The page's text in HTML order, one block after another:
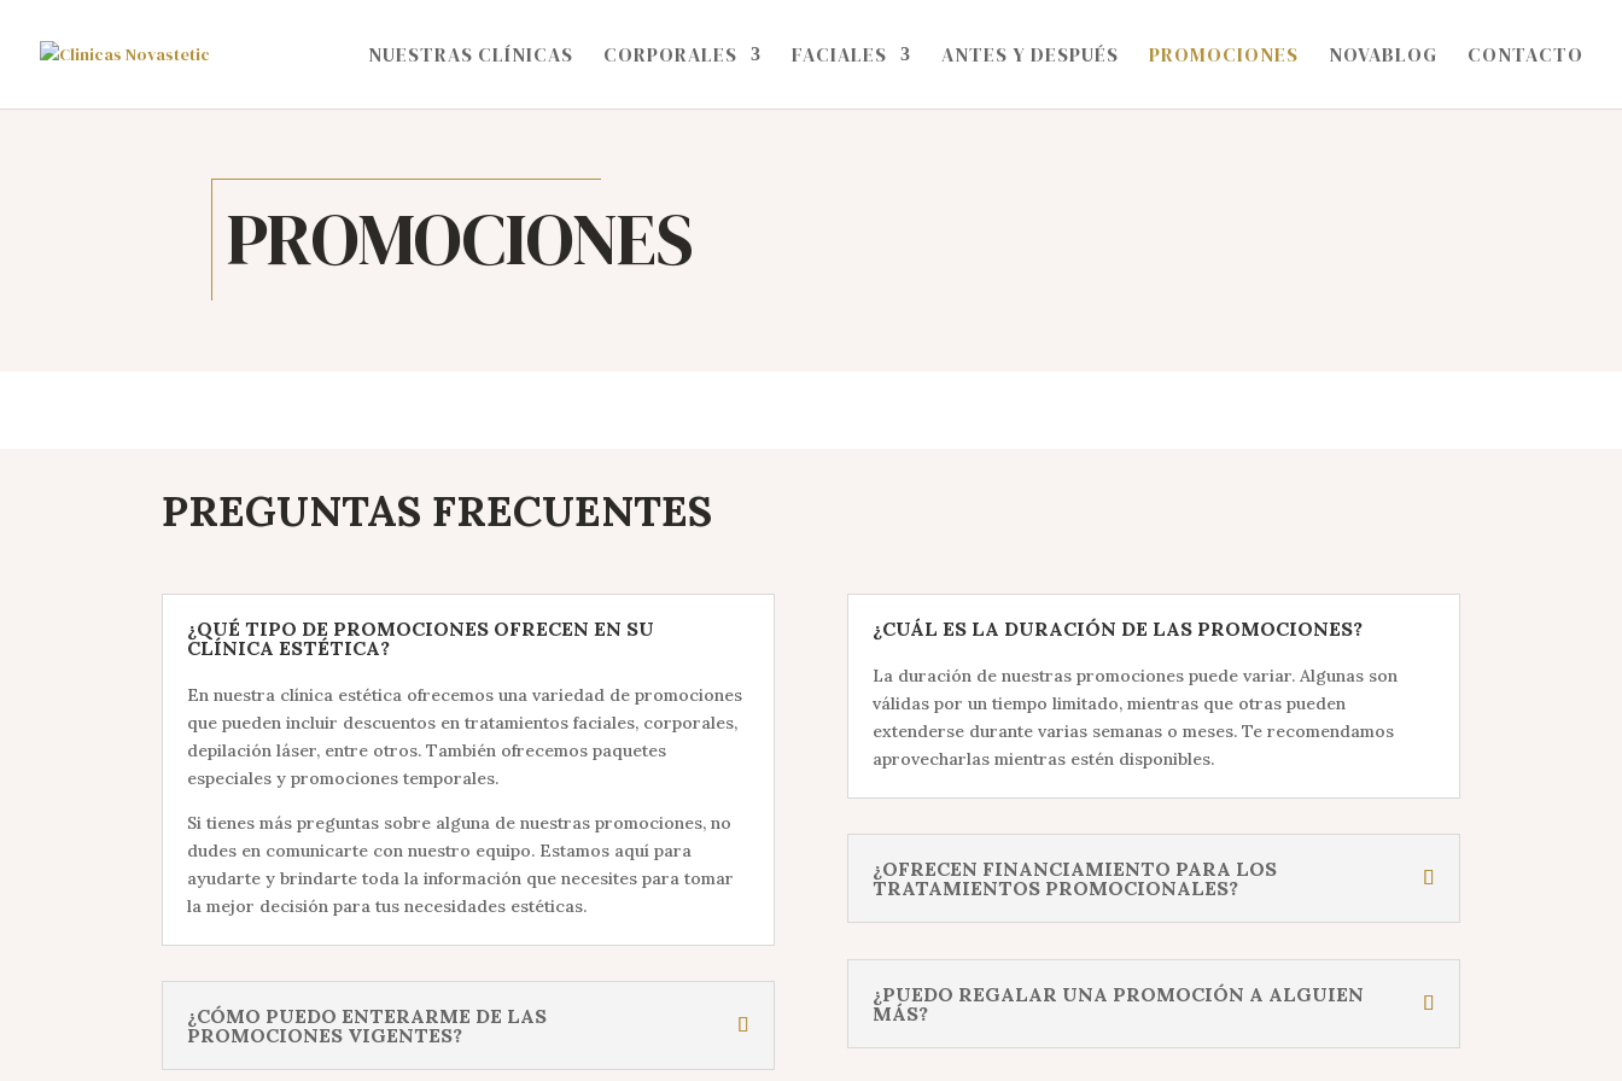
NUESTRAS CLÍNICAS CORPORALES FACIALES ANTES Y DESPUÉS PROMOCIONES NOVABLOG CONTACTO
PROMOCIONES
PREGUNTAS FRECUENTES
¿QUÉ TIPO DE PROMOCIONES OFRECEN EN SU
CLÍNICA ESTÉTICA?
En nuestra clínica estética ofrecemos una variedad de promociones
que pueden incluir descuentos en tratamientos faciales, corporales,
depilación láser, entre otros. También ofrecemos paquetes
especiales y promociones temporales.
Si tienes más preguntas sobre alguna de nuestras promociones, no
dudes en comunicarte con nuestro equipo. Estamos aquí para
ayudarte y brindarte toda la información que necesites para tomar
la mejor decisión para tus necesidades estéticas.
¿CÓMO PUEDO ENTERARME DE LAS
PROMOCIONES VIGENTES?
¿CUÁL ES LA DURACIÓN DE LAS PROMOCIONES?
La duración de nuestras promociones puede variar. Algunas son
válidas por un tiempo limitado, mientras que otras pueden
extenderse durante varias semanas o meses. Te recomendamos
aprovecharlas mientras estén disponibles.
¿OFRECEN FINANCIAMIENTO PARA LOS
TRATAMIENTOS PROMOCIONALES?
¿PUEDO REGALAR UNA PROMOCIÓN A ALGUIEN
MÁS?